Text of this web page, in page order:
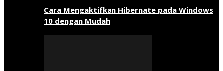
Cara Mengaktifkan Hibernate pada Windows
10 dengan Mudah